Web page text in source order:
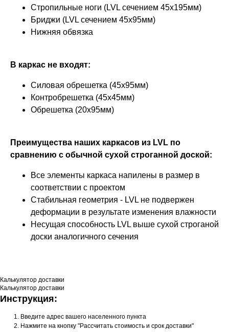
Стропильные ноги (LVL сечением 45x195мм)
Бриджи (LVL сечением 45x95мм)
Нижняя обвязка
В каркас не входят:
Силовая обрешетка (45х95мм)
Контробрешетка (45х45мм)
Обрешетка (20х95мм)
Преимущества наших каркасов из LVL по
сравнению с обычной сухой строганной доской:
Все элементы каркаса напилены в размер в
соответствии с проектом
Стабильная геометрия - LVL не подвержен
деформации в результате изменения влажности
Несущая способность LVL выше сухой строганой
доски аналогичного сечения
Калькулятор доставки
Калькулятор доставки
Инструкция:
Введите адрес вашего населенного пункта
Нажмите на кнопку "Рассчитать стоимость и срок доставки"